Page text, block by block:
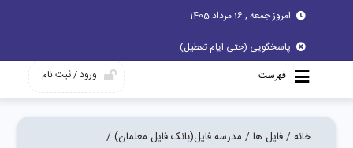
امروز جمعه , 16 مرداد 1405
پاسخگویی (حتی ایام تعطیل)
فهرست
ورود / ثبت نام
خانه / فایل ها / مدرسه فایل(بانک فایل معلمان) /